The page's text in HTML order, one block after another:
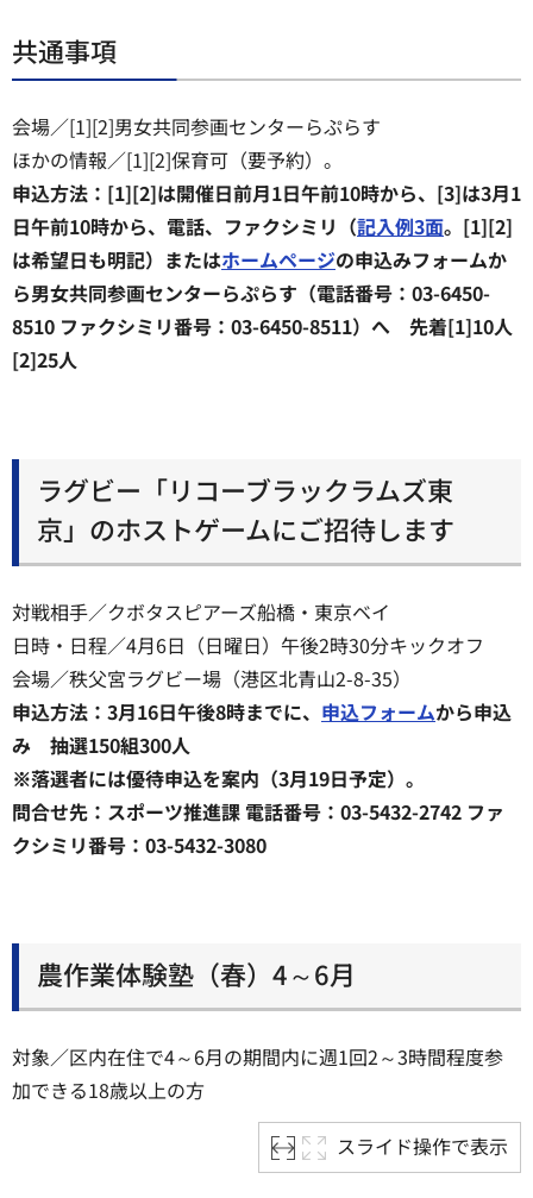
共通事項
会場／[1][2]男女共同参画センターらぷらす
ほかの情報／[1][2]保育可（要予約）。
申込方法：[1][2]は開催日前月1日午前10時から、[3]は3月1
日午前10時から、電話、ファクシミリ（記入例3面。[1][2]
は希望日も明記）またはホームページの申込みフォームか
ら男女共同参画センターらぷらす（電話番号：03-6450-
8510 ファクシミリ番号：03-6450-8511）へ 先着[1]10人
[2]25人
ラグビー「リコーブラックラムズ東
京」のホストゲームにご招待します
対戦相手／クボタスピアーズ船橋・東京ベイ
日時・日程／4月6日（日曜日）午後2時30分キックオフ
会場／秩父宮ラグビー場（港区北青山2-8-35）
申込方法：3月16日午後8時までに、 申込フォームから申込
み 抽選150組300人
※落選者には優待申込を案内（3月19日予定）。
問合せ先：スポーツ推進課 電話番号：03-5432-2742 ファ
クシミリ番号：03-5432-3080
農作業体験塾（春）4～6月
対象／区内在住で4～6月の期間内に週1回2～3時間程度参
加できる18歳以上の方
スライド操作で表示